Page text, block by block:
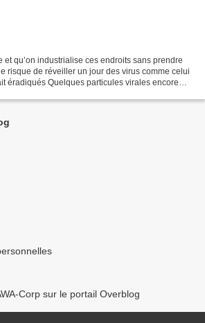
et qu’on industrialise ces endroits sans prendre
risque de réveiller un jour des virus comme celui
éradiqués Quelques particules virales encore
Corp sur le portail Overblog